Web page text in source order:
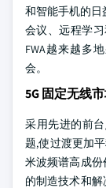
和智能手机的日
会议、远程学
FWA越来越多
会。
5G 固定无线
采用先进的前
题,使过渡更加
米波频谱高成
的制造技术和